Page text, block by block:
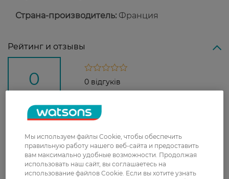
Страна-производитель: Франция
Рейтинг и отзывы
0
З 0 відгуків
0 відгуків
Доставка
Новая почта
В отделение Новой почты - 99 грн, бесплатно
Мы используем файлы Cookie, чтобы обеспечить
правильную работу нашего веб-сайта и предоставить
вам максимально удобные возможности. Продолжая
использовать наш сайт, вы соглашаетесь на
использование файлов Cookie. Если вы хотите узнать